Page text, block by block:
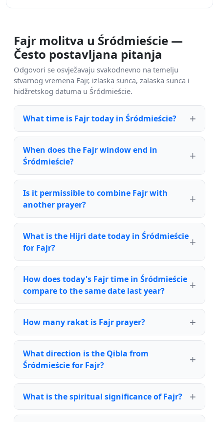
Fajr molitva u Śródmieście —
Često postavljana pitanja
Odgovori se osvježavaju svakodnevno na temelju
stvarnog vremena Fajr, izlaska sunca, zalaska sunca i
hidžretskog datuma u Śródmieście.
What time is Fajr today in Śródmieście?
When does the Fajr window end in
Śródmieście?
Is it permissible to combine Fajr with
another prayer?
What is the Hijri date today in Śródmieście
for Fajr?
How does today's Fajr time in Śródmieście
compare to the same date last year?
How many rakat is Fajr prayer?
What direction is the Qibla from
Śródmieście for Fajr?
What is the spiritual significance of Fajr?